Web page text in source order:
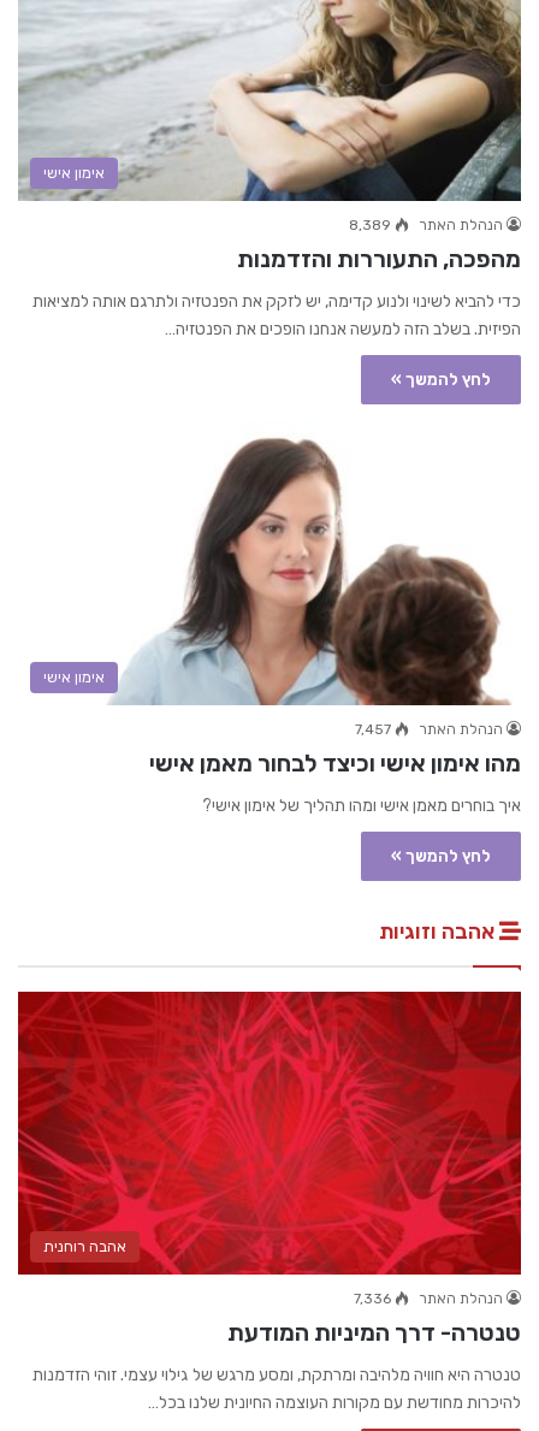
אימון אישי
הנהלת האתר 8,389
מהפכה, התעוררות והזדמנות
כדי להביא לשינוי ולנוע קדימה, יש לזקק את הפנטזיה ולתרגם אותה למציאות
הפיזית. בשלב הזה למעשה אנחנו הופכים את הפנטזיה…
לחץ להמשך »
אימון אישי
הנהלת האתר 7,457
מהו אימון אישי וכיצד לבחור מאמן אישי
איך בוחרים מאמן אישי ומהו תהליך של אימון אישי?
לחץ להמשך »
אהבה וזוגיות
אהבה רוחנית
הנהלת האתר 7,336
טנטרה- דרך המיניות המודעת
טנטרה היא חוויה מלהיבה ומרתקת, ומסע מרגש של גילוי עצמי. זוהי הזדמנות
להיכרות מחודשת עם מקורות העוצמה החיונית שלנו בכל…